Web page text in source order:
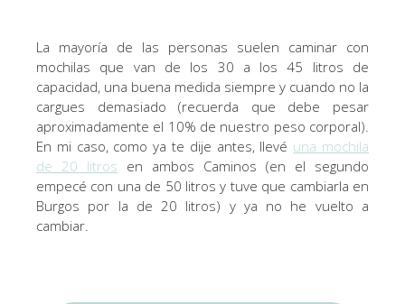
La mayoría de las personas suelen caminar con
mochilas que van de los 30 a los 45 litros de
capacidad, una buena medida siempre y cuando no la
cargues demasiado (recuerda que debe pesar
aproximadamente el 10% de nuestro peso corporal).
En mi caso, como ya te dije antes, llevé una mochila
de 20 litros en ambos Caminos (en el segundo
empecé con una de 50 litros y tuve que cambiarla en
Burgos por la de 20 litros) y ya no he vuelto a
cambiar.